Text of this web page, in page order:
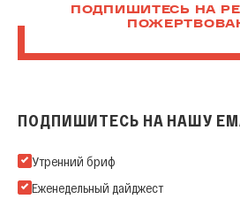
ПОДПИШИТЕСЬ НА
ПОДПИШИТЕСЬ НА НАШУ
Подпишитесь на нашу Email-рассылку
Утренний бриф
Еженедельный дайджест